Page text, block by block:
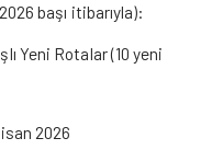
başı itibarıyla):
Yeni Rotalar (10 yeni
2026